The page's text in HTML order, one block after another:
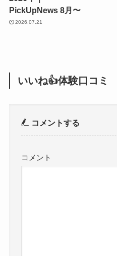
PickUpNews 8月〜
2026.07.21
いいね👍体験口コミ
コメントする
コメント